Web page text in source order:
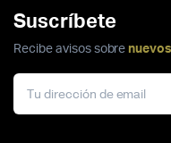
Suscríbete
Recibe avisos sobre